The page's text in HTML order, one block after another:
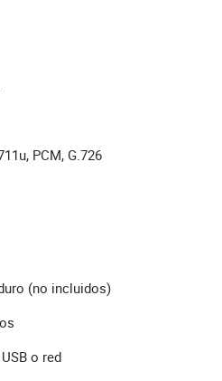
PCM, G.726
(no incluidos)
o red